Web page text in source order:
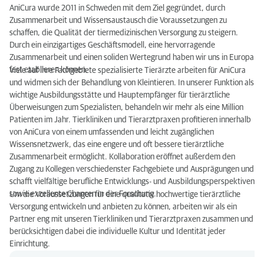
AniCura wurde 2011 in Schweden mit dem Ziel gegründet, durch
Zusammenarbeit und Wissensaustausch die Voraussetzungen zu
schaffen, die Qualität der tiermedizinischen Versorgung zu steigern.
Durch ein einzigartiges Geschäftsmodell, eine hervorragende
Zusammenarbeit und einen soliden Wertegrund haben wir uns in Europa
fest etablieren können.
Viele auf ihre Fachgebiete spezialisierte Tierärzte arbeiten für AniCura
und widmen sich der Behandlung von Kleintieren. In unserer Funktion als
wichtige Ausbildungsstätte und Hauptempfänger für tierärztliche
Überweisungen zum Spezialisten, behandeln wir mehr als eine Million
Patienten im Jahr. Tierkliniken und Tierarztpraxen profitieren innerhalb
von AniCura von einem umfassenden und leicht zugänglichen
Wissensnetzwerk, das eine engere und oft bessere tierärztliche
Zusammenarbeit ermöglicht. Kollaboration eröffnet außerdem den
Zugang zu Kollegen verschiedenster Fachgebiete und Ausprägungen und
schafft vielfältige berufliche Entwicklungs- und Ausbildungsperspektiven
sowie exzellente Chancen in der Forschung.
Um die Voraussetzungen für eine qualitativ hochwertige tierärztliche
Versorgung entwickeln und anbieten zu können, arbeiten wir als ein
Partner eng mit unseren Tierkliniken und Tierarztpraxen zusammen und
berücksichtigen dabei die individuelle Kultur und Identität jeder
Einrichtung.